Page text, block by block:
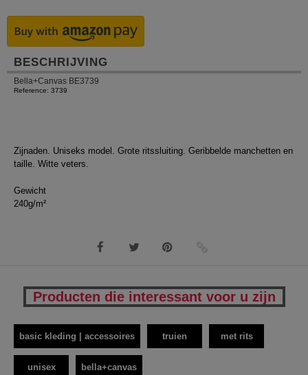
BESCHRIJVING
Bella+Canvas BE3739
Reference: 3739
Zijnaden. Uniseks model. Grote ritssluiting. Geribbelde manchetten en
taille. Witte veters.
Gewicht
240g/m²
Producten die interessant voor u zijn
basic kleding | accessoires truien met rits
unisex bella+canvas